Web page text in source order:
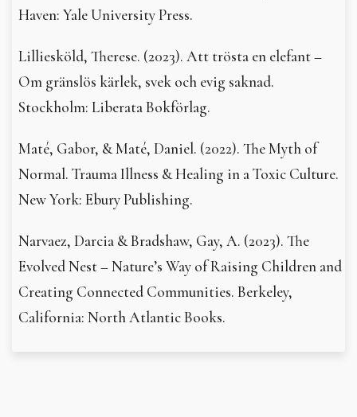
Haven: Yale University Press.
Lilliesköld, Therese. (2023). Att trösta en elefant –
Om gränslös kärlek, svek och evig saknad.
Stockholm: Liberata Bokförlag.
Maté, Gabor, & Maté, Daniel. (2022). The Myth of
Normal. Trauma Illness & Healing in a Toxic Culture.
New York: Ebury Publishing.
Narvaez, Darcia & Bradshaw, Gay, A. (2023). The
Evolved Nest – Nature’s Way of Raising Children and
Creating Connected Communities. Berkeley,
California: North Atlantic Books.